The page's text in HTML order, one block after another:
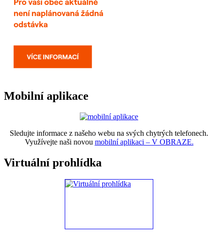
Mobilní aplikace
Sledujte informace z našeho webu na svých chytrých telefonech.
Využívejte naši novou mobilní aplikaci – V OBRAZE.
Virtuální prohlídka